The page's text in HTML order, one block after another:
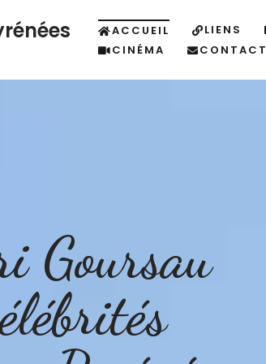
ACCUEIL LIENS
CINÉMA
CONTACT
Goursau